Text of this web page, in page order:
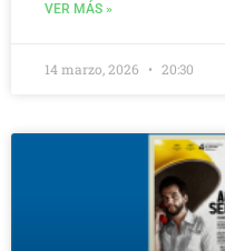
VER MÁS »
14 marzo, 2026 20:30